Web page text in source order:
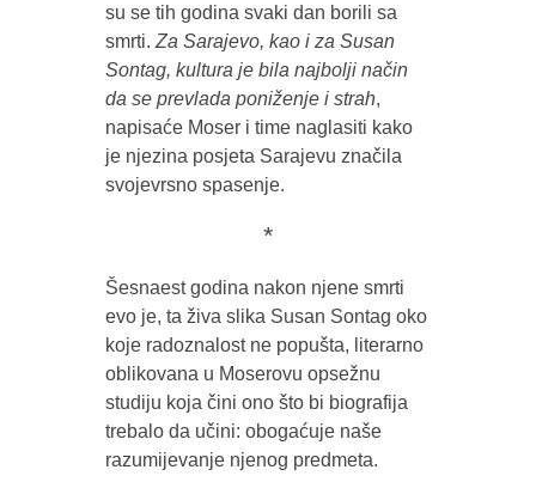
su se tih godina svaki dan borili sa
smrti. Za Sarajevo, kao i za Susan
Sontag, kultura je bila najbolji način
da se prevlada poniženje i strah,
napisaće Moser i time naglasiti kako
je njezina posjeta Sarajevu značila
svojevrsno spasenje.
*
Šesnaest godina nakon njene smrti
evo je, ta živa slika Susan Sontag oko
koje radoznalost ne popušta, literarno
oblikovana u Moserovu opsežnu
studiju koja čini ono što bi biografija
trebalo da učini: obogaćuje naše
razumijevanje njenog predmeta.